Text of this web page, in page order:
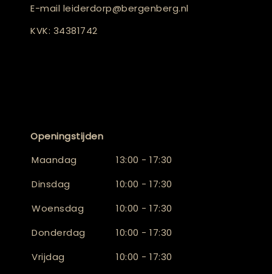
E-mail leiderdorp@bergenberg.nl
KVK: 34381742
Openingstijden
Maandag
13:00 - 17:30
Dinsdag
10:00 - 17:30
Woensdag
10:00 - 17:30
Donderdag
10:00 - 17:30
Vrijdag
10:00 - 17:30